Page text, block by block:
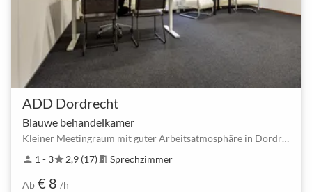
ADD Dordrecht
Blauwe behandelkamer
Kleiner Meetingraum mit guter Arbeitsatmosphäre in Dordrecht
person 1 - 3star2,9 (17) meeting_room Sprechzimmer
Ab € 8 /h